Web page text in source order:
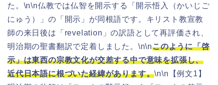
た。\n\n仏教では仏智を開示する「開示悟入（かいじご
にゅう）」の「開示」が同根語です。キリスト教宣教
師の来日後は「revelation」の訳語として再評価され、
明治期の聖書翻訳で定着しました。\n\nこのように「啓
示」は東西の宗教文化が交差する中で意味を拡張し、
近代日本語に根づいた経緯があります。\n\n【例文1】